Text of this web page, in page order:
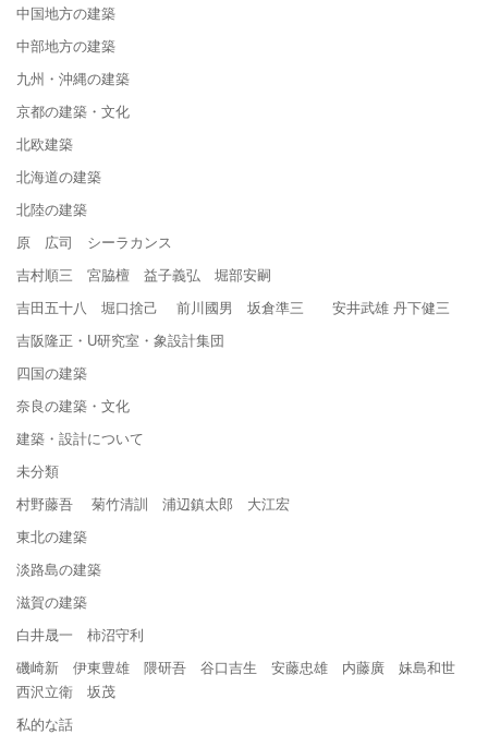
中国地方の建築
中部地方の建築
九州・沖縄の建築
京都の建築・文化
北欧建築
北海道の建築
北陸の建築
原 広司 シーラカンス
吉村順三 宮脇檀 益子義弘 堀部安嗣
吉田五十八 堀口捨己 前川國男 坂倉準三 安井武雄 丹下健三
吉阪隆正・U研究室・象設計集団
四国の建築
奈良の建築・文化
建築・設計について
未分類
村野藤吾 菊竹清訓 浦辺鎮太郎 大江宏
東北の建築
淡路島の建築
滋賀の建築
白井晟一 柿沼守利
磯崎新 伊東豊雄 隈研吾 谷口吉生 安藤忠雄 内藤廣 妹島和世
西沢立衛 坂茂
私的な話